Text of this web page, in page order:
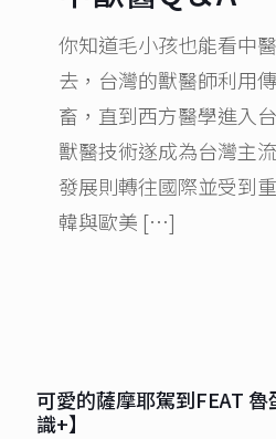
你知道毛小孩也能看中
去，台灣的獸醫師利用
畜，直到西方醫學進入
獸醫技術遂成為台灣主
發展則轉往國際並受到
韓與歐美 […]
可愛的薩摩耶駕到FEAT
識+】